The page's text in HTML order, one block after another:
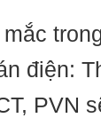
điện:
PVN